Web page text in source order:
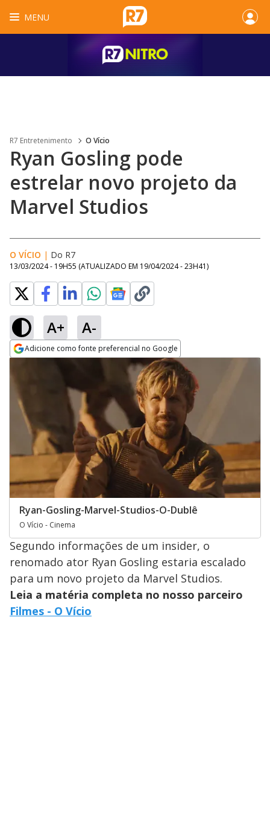
MENU
R7 Entretenimento O Vício
Ryan Gosling pode
estrelar novo projeto da
Marvel Studios
O VÍCIO | Do R7
13/03/2024 - 19H55 (ATUALIZADO EM 19/04/2024 - 23H41)
A+ A-
Adicione como fonte preferencial no Google
Ryan-Gosling-Marvel-Studios-O-Dublê
O Vício - Cinema
Segundo informações de um insider, o
renomado ator Ryan Gosling estaria escalado
para um novo projeto da Marvel Studios.
Leia a matéria completa no nosso parceiro
Filmes - O Vício